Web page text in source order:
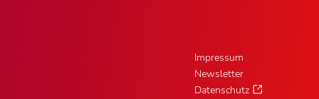
Impressum
Newsletter
Datenschutz